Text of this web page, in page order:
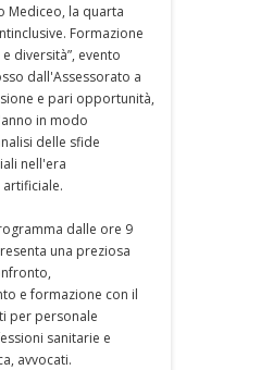
Mediceo, la quarta
Formazione
diversità”, evento
dall'Assessorato a
e pari opportunità,
in modo
delle sfide
nell'era
dalle ore 9
una preziosa
e formazione con il
per personale
sanitarie e
avvocati.